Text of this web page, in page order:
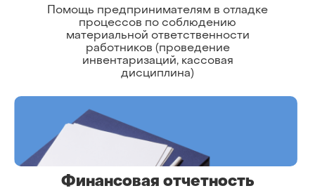
Финансовая отчетность
Помощь предпринимателям в отладке
процессов по соблюдению
материальной ответственности
работников (проведение
инвентаризаций, кассовая
дисциплина)